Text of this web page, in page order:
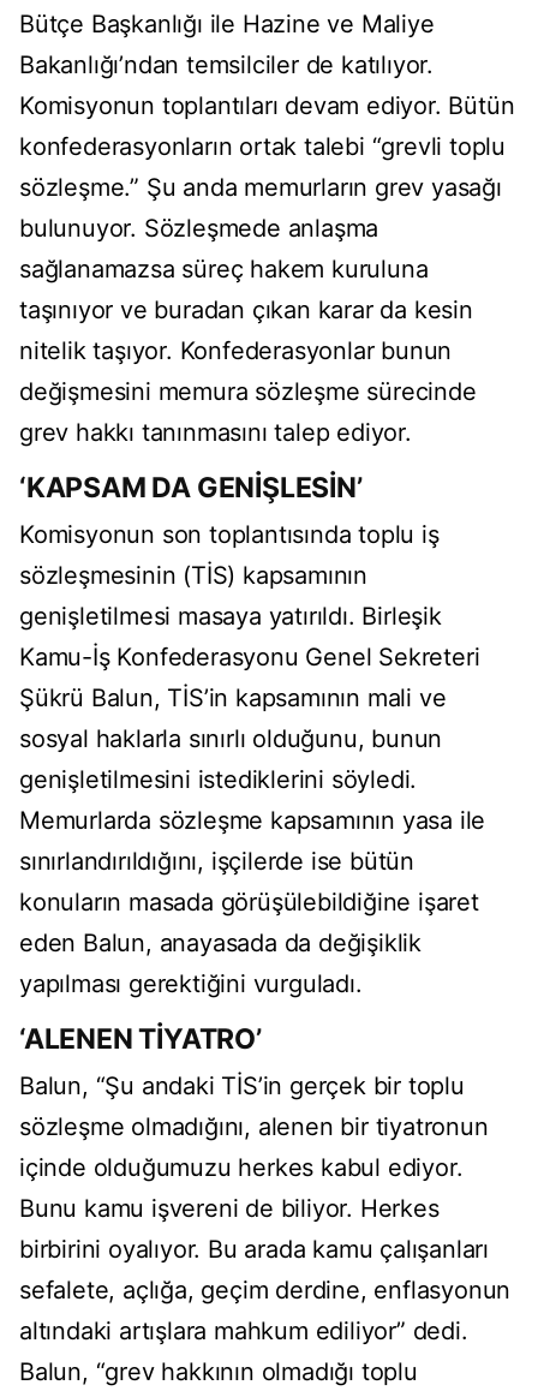
Bütçe Başkanlığı ile Hazine ve Maliye
Bakanlığı’ndan temsilciler de katılıyor.
Komisyonun toplantıları devam ediyor. Bütün
konfederasyonların ortak talebi “grevli toplu
sözleşme.” Şu anda memurların grev yasağı
bulunuyor. Sözleşmede anlaşma
sağlanamazsa süreç hakem kuruluna
taşınıyor ve buradan çıkan karar da kesin
nitelik taşıyor. Konfederasyonlar bunun
değişmesini memura sözleşme sürecinde
grev hakkı tanınmasını talep ediyor.
‘KAPSAM DA GENİŞLESİN’
Komisyonun son toplantısında toplu iş
sözleşmesinin (TİS) kapsamının
genişletilmesi masaya yatırıldı. Birleşik
Kamu-İş Konfederasyonu Genel Sekreteri
Şükrü Balun, TİS’in kapsamının mali ve
sosyal haklarla sınırlı olduğunu, bunun
genişletilmesini istediklerini söyledi.
Memurlarda sözleşme kapsamının yasa ile
sınırlandırıldığını, işçilerde ise bütün
konuların masada görüşülebildiğine işaret
eden Balun, anayasada da değişiklik
yapılması gerektiğini vurguladı.
‘ALENEN TİYATRO’
Balun, “Şu andaki TİS’in gerçek bir toplu
sözleşme olmadığını, alenen bir tiyatronun
içinde olduğumuzu herkes kabul ediyor.
Bunu kamu işvereni de biliyor. Herkes
birbirini oyalıyor. Bu arada kamu çalışanları
sefalete, açlığa, geçim derdine, enflasyonun
altındaki artışlara mahkum ediliyor” dedi.
Balun, “grev hakkının olmadığı toplu